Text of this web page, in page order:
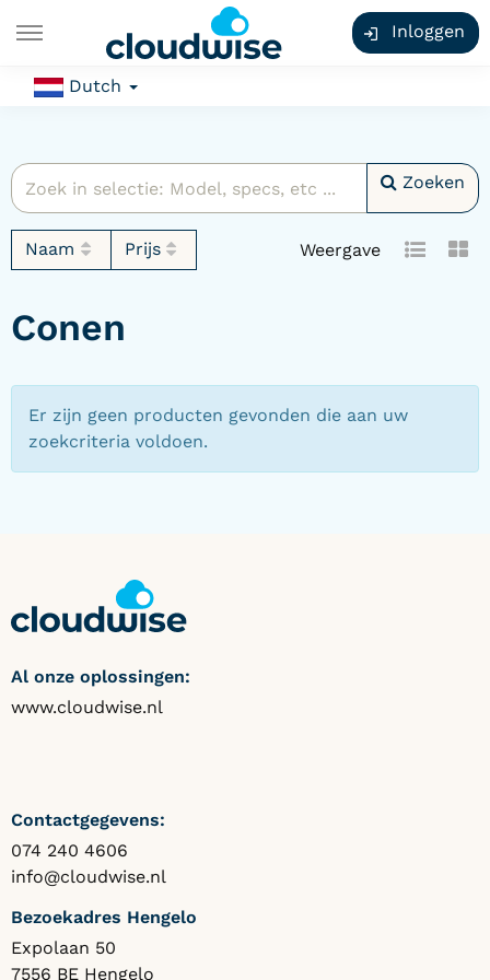
Inloggen
Dutch
Zoeken
Naam Prijs Weergave
Conen
Er zijn geen producten gevonden die aan uw
zoekcriteria voldoen.
Al onze oplossingen:
www.cloudwise.nl
Contactgegevens:
074 240 4606
info@cloudwise.nl
Bezoekadres Hengelo
Expolaan 50
7556 BE Hengelo